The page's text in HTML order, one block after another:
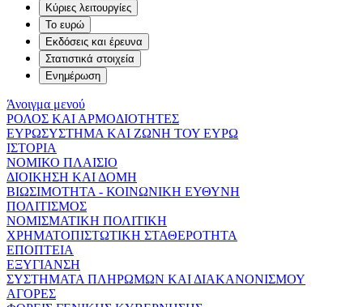
Κύριες λειτουργίες
Το ευρώ
Εκδόσεις και έρευνα
Στατιστικά στοιχεία
Ενημέρωση
Άνοιγμα μενού
ΡΟΛΟΣ ΚΑΙ ΑΡΜΟΔΙΟΤΗΤΕΣ
ΕΥΡΩΣΥΣΤΗΜΑ ΚΑΙ ΖΩΝΗ ΤΟΥ ΕΥΡΩ
ΙΣΤΟΡΙΑ
ΝΟΜΙΚΟ ΠΛΑΙΣΙΟ
ΔΙΟΙΚΗΣΗ ΚΑΙ ΔΟΜΗ
ΒΙΩΣΙΜΟΤΗΤΑ - ΚΟΙΝΩΝΙΚΗ ΕΥΘΥΝΗ
ΠΟΛΙΤΙΣΜΟΣ
ΝΟΜΙΣΜΑΤΙΚΗ ΠΟΛΙΤΙΚΗ
ΧΡΗΜΑΤΟΠΙΣΤΩΤΙΚΗ ΣΤΑΘΕΡΟΤΗΤΑ
ΕΠΟΠΤΕΙΑ
ΕΞΥΓΙΑΝΣΗ
ΣΥΣΤΗΜΑΤΑ ΠΛΗΡΩΜΩΝ ΚΑΙ ΔΙΑΚΑΝΟΝΙΣΜΟΥ
ΑΓΟΡΕΣ